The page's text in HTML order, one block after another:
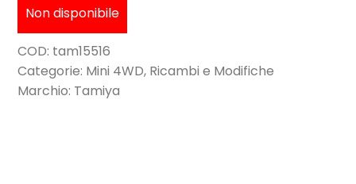
Non disponibile
COD: tam15516
Categorie: Mini 4WD, Ricambi e Modifiche
Marchio: Tamiya